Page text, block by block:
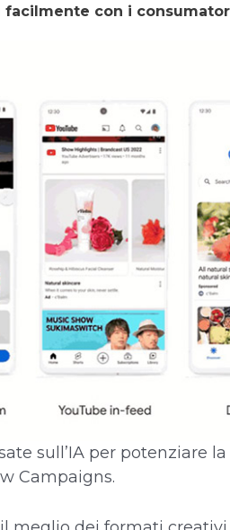
con i
sull’IA per potenziare
Campaigns.